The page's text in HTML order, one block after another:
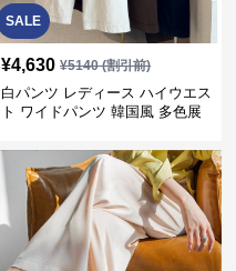
SALE
¥4,630 ¥5140(割引前)
白パンツ レディース ハイウエス
ト ワイドパンツ 韓国風 多色展